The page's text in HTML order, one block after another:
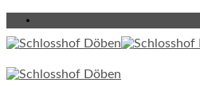
Skip
to
content